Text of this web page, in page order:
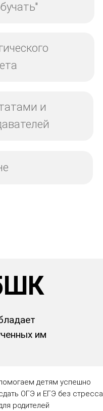
и
детям успешно
ОГЭ и ЕГЭ без стресса
родителей
им